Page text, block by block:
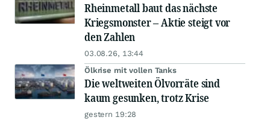
Rheinmetall baut das nächste
Kriegsmonster – Aktie steigt vor
den Zahlen
03.08.26, 13:44
Ölkrise mit vollen Tanks
Die weltweiten Ölvorräte sind
kaum gesunken, trotz Krise
gestern 19:28